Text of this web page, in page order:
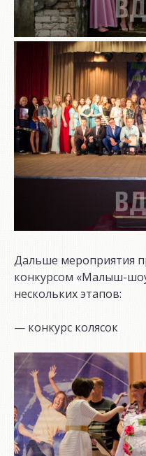
Дальше мероприятия
конкурсом «Малыш-
нескольких этапов:
— конкурс колясок